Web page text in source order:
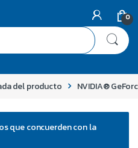
0
del producto NVIDIA®
que concuerden con la